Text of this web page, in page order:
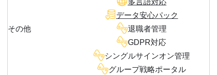
その他
データ安心パック
退職者管理
GDPR対応
シングルサインオン管理
グループ戦略ポータル